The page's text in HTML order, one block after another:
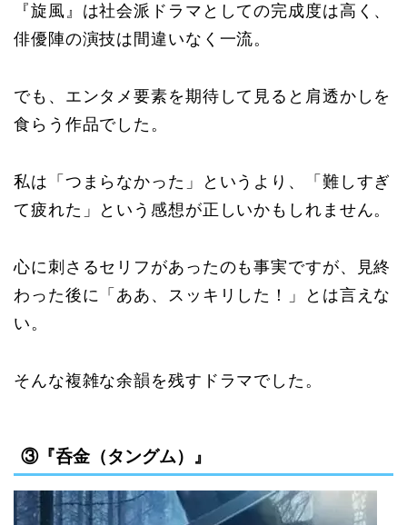
『旋風』は社会派ドラマとしての完成度は高く、
俳優陣の演技は間違いなく一流。
でも、エンタメ要素を期待して見ると肩透かしを
食らう作品でした。
私は「つまらなかった」というより、「難しすぎ
て疲れた」という感想が正しいかもしれません。
心に刺さるセリフがあったのも事実ですが、見終
わった後に「ああ、スッキリした！」とは言えな
い。
そんな複雑な余韻を残すドラマでした。
③『呑金（タングム）』